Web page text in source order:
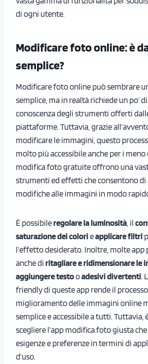
di ogni utente.
Modificare foto online: è
semplice?
Modificare foto online può sembrare
semplice, ma in realtà richiede un po’
conoscenza degli strumenti offerti
piattaforme. Tuttavia, grazie
modificare le immagini, questo
molto più accessibile anche per i meno
modifica foto gratuite offrono una
strumenti ed effetti che consentono
modifiche alle immagini in modo
È possibileregolare la luminosità , il
saturazione dei colorieapplicare filtri
l’effetto desiderato. Inoltre, molte
anche di ritagliare e ridimensionare le
aggiungere testooadesivi divertenti.
friendly di queste app rende il
miglioramento delle immagini online
semplice e accessibile a tutti. Tuttavia,
scegliere l’app modifica foto giusta
esigenze e preferenze in termini di
d’uso.